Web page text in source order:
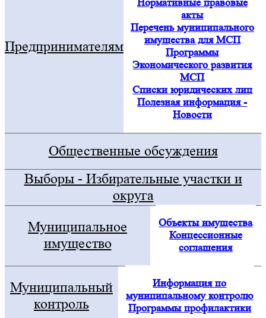
Предпринимателям
акты
Перечень муниципального
имущества для МСП
Программы
Экономического развития
МСП
Списки юридических лиц
Полезная информация -
Новости
Общественные обсуждения
Выборы - Избирательные участки и
округа
Муниципальное
имущество
Объекты имущества
Концессионные
соглашения
Муниципальный
контроль
Информация по
муниципальному контролю
Программы профилактики